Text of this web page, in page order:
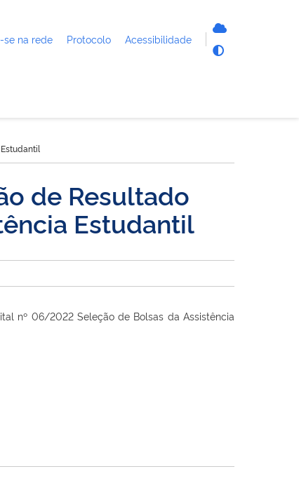
se na rede Protocolo Acessibilidade
de Resultado
Estudantil
nº 06/2022 Seleção de Bolsas da Assistência